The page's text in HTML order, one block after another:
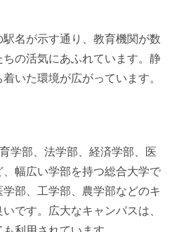
名が示す通り、教育機関が数
の活気にあふれています。静
いた環境が広がっています。
学部、法学部、経済学部、医
幅広い学部を持つ総合大学で
部、工学部、農学部などのキ
です。広大なキャンパスは、